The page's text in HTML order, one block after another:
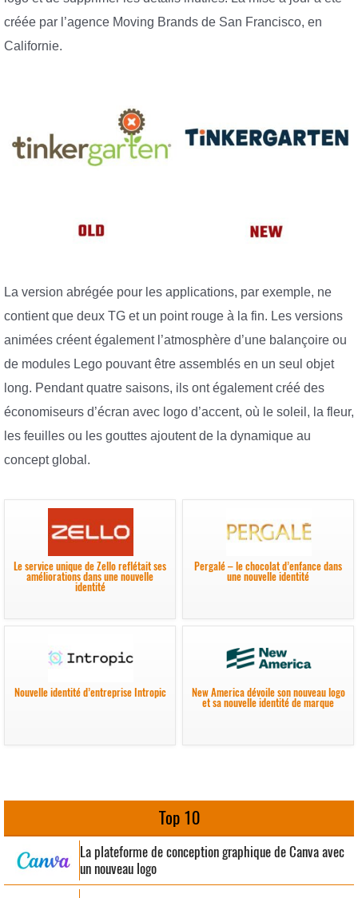
créée par l’agence Moving Brands de San Francisco, en
Californie.
La version abrégée pour les applications, par exemple, ne
contient que deux TG et un point rouge à la fin. Les versions
animées créent également l’atmosphère d’une balançoire ou
de modules Lego pouvant être assemblés en un seul objet
long. Pendant quatre saisons, ils ont également créé des
économiseurs d’écran avec logo d’accent, où le soleil, la fleur,
les feuilles ou les gouttes ajoutent de la dynamique au
concept global.
Le service unique de Zello reflétait ses
améliorations dans une nouvelle
identité
Pergalé – le chocolat d’enfance dans
une nouvelle identité
Nouvelle identité d’entreprise Intropic New America dévoile son nouveau logo
et sa nouvelle identité de marque
Top 10
La plateforme de conception graphique de Canva avec
un nouveau logo